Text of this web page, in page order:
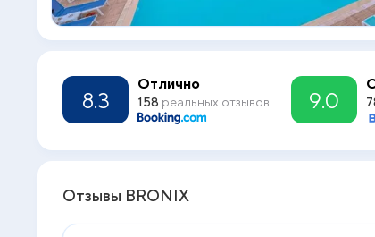
8.3
Отлично
158 реальных отзывов 9.0
Отзывы BRONIX